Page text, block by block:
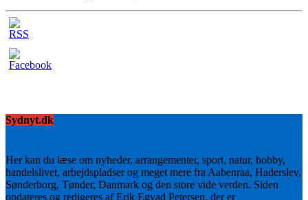
Sydnyt.dk
Her kan du læse om nyheder, arrangementer, sport, natur, hobby,
handelslivet, arbejdspladser og meget mere fra Aabenraa, Haderslev,
Sønderborg, Tønder, Danmark og den store vide verden. Siden
opdateres og redigeres af Erik Egvad Petersen, der er